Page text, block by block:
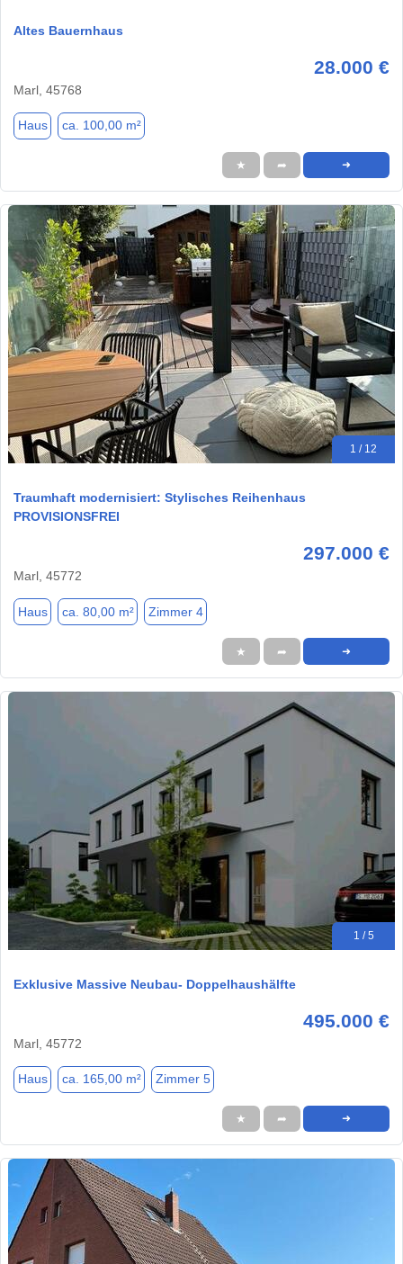
Altes Bauernhaus
28.000 €
Marl, 45768
Haus ca. 100,00 m²
★ ➦ ➜
1 / 12
Traumhaft modernisiert: Stylisches Reihenhaus
PROVISIONSFREI
297.000 €
Marl, 45772
Haus ca. 80,00 m² Zimmer 4
★ ➦ ➜
1 / 5
Exklusive Massive Neubau- Doppelhaushälfte
495.000 €
Marl, 45772
Haus ca. 165,00 m² Zimmer 5
★ ➦ ➜